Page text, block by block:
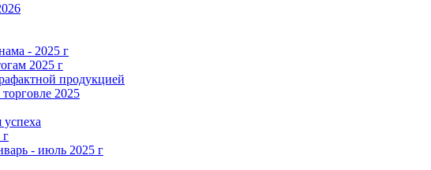
- 2025 г
2025 г
продукцией
2025
г
- июль 2025 г